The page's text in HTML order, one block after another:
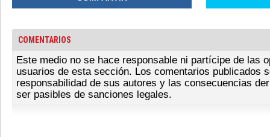
COMENTARIOS
Este medio no se hace responsable ni partícipe de las
usuarios de esta sección. Los comentarios publicados
responsabilidad de sus autores y las consecuencias
ser pasibles de sanciones legales.